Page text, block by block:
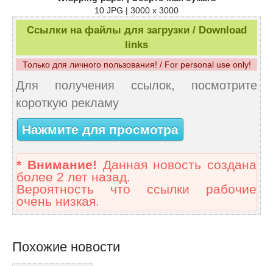
10 JPG | 3000 x 3000
Ссылки на файлы для загрузки / Download
links
Только для личного пользования! / For personal use only!
Для получения ссылок, посмотрите
короткую рекламу
Нажмите для просмотра
* Внимание! Данная новость создана
более 2 лет назад.
Вероятность что ссылки рабочие
очень низкая.
Похожие новости